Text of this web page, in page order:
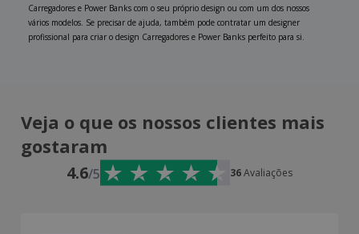
Carregadores e Power Banks com o seu próprio design ou com um dos nossos
vários modelos. Se precisar de ajuda, também pode contratar um designer
profissional para criar o design Carregadores e Power Banks perfeito para si.
Veja o que os nossos clientes mais
gostaram
4.6/5 36Avaliações